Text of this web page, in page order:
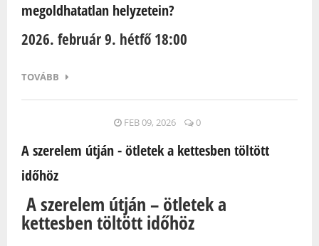
megoldhatatlan helyzetein?
2026. február 9. hétfő 18:00
TOVÁBB
FEB 09, 2026 0
A szerelem útján - ötletek a kettesben töltött
időhöz
A szerelem útján – ötletek a
kettesben töltött időhöz